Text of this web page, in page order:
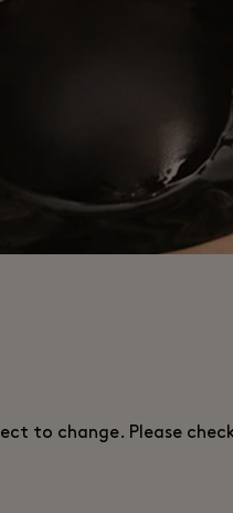
to change. Please